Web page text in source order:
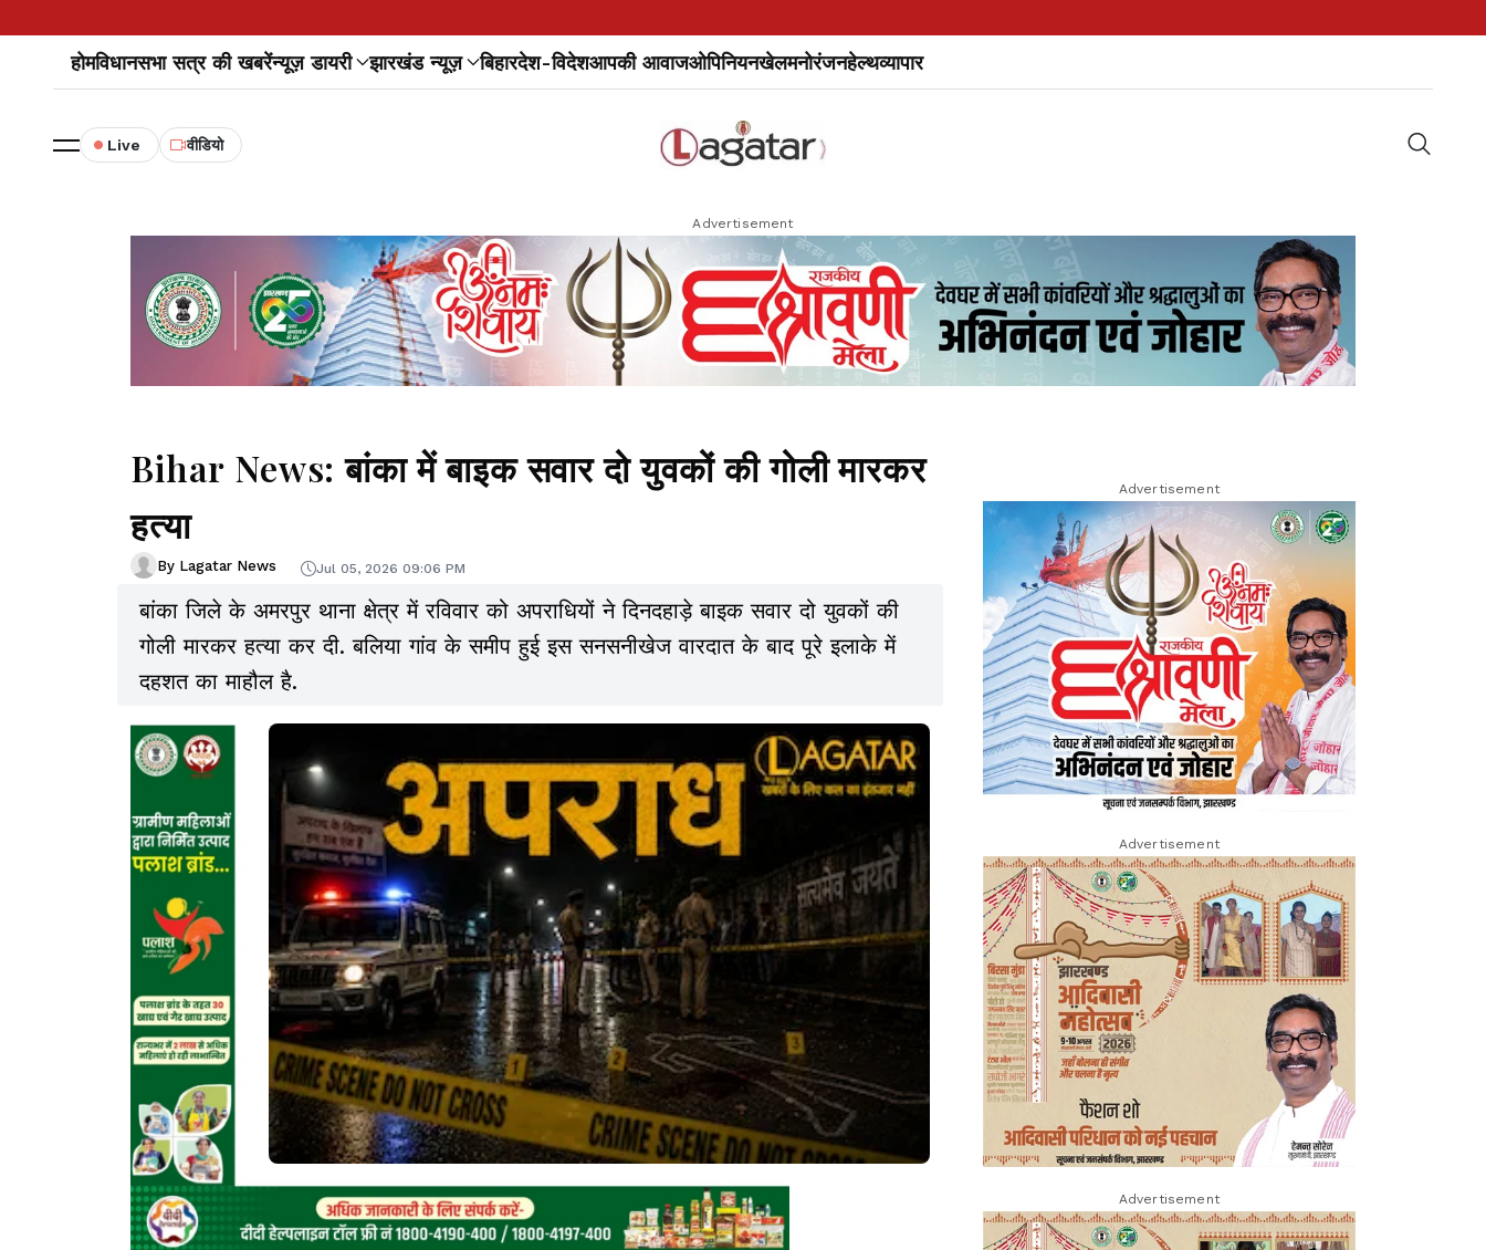
होमविधानसभा सत्र की खबरेंन्यूज़ डायरी झारखंड न्यूज़ बिहारदेश-विदेशआपकी आवाजओपिनियनखेलमनोरंजनहेल्थव्यापार
Live वीडियो
Advertisement
Bihar News: बांका में बाइक सवार दो युवकों की गोली मारकर
हत्या
By Lagatar News Jul 05, 2026 09:06 PM
बांका जिले के अमरपुर थाना क्षेत्र में रविवार को अपराधियों ने दिनदहाड़े बाइक सवार दो युवकों की
गोली मारकर हत्या कर दी. बलिया गांव के समीप हुई इस सनसनीखेज वारदात के बाद पूरे इलाके में
दहशत का माहौल है.
Advertisement
Advertisement
Advertisement